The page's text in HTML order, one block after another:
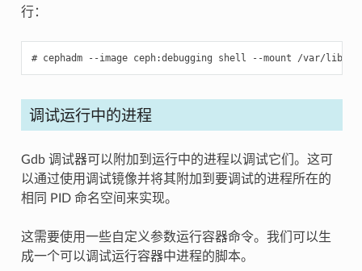
行：
cephadm --image ceph:debugging shell --mount /var/lib/
调试运行中的进程
Gdb 调试器可以附加到运行中的进程以调试它们。这可
以通过使用调试镜像并将其附加到要调试的进程所在的
相同 PID 命名空间来实现。
这需要使用一些自定义参数运行容器命令。我们可以生
成一个可以调试运行容器中进程的脚本。